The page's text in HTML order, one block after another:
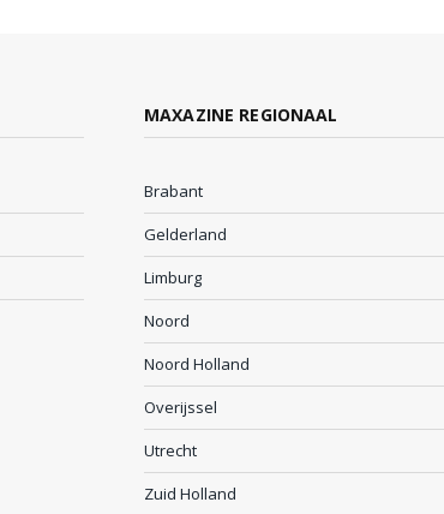
MAXAZINE REGIONAAL
Brabant
Gelderland
Limburg
Noord
Noord Holland
Overijssel
Utrecht
Zuid Holland